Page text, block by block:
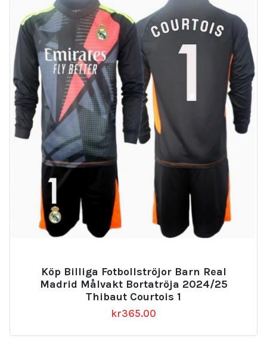
Köp Billiga Fotbollströjor Barn Real
Madrid Målvakt Bortatröja 2024/25
Thibaut Courtois 1
kr365.00